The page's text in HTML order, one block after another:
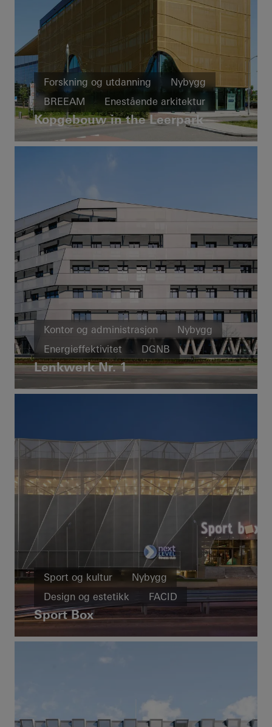
Forskning og utdanning
Nybygg
BREEAM
Enestående arkitektur
Vinduer
FACID
Solskjerming
Netherlands
Kopgebouw in the Leerpark
Kontor og administrasjon
Nybygg
Energieffektivitet
DGNB
Brannsikkerhet
Røyksikkerhet
Vinduer
Dører Fasader
FACID
Lenkwerk Nr. 1
Sport og kultur
Nybygg
Design og estetikk
FACID
Bulgaria
Sport Box